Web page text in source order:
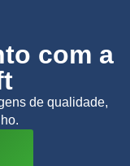
com a
de qualidade,